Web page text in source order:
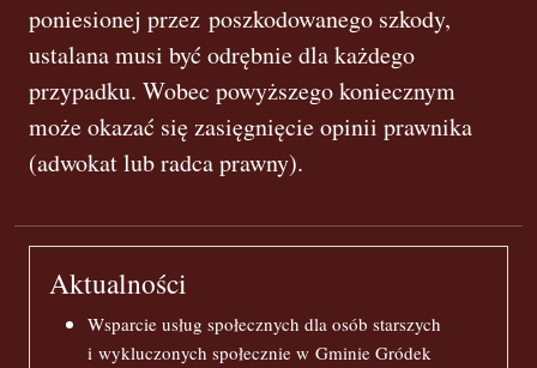
poniesionej przez poszkodowanego szkody,
ustalana musi być odrębnie dla każdego
przypadku. Wobec powyższego koniecznym
może okazać się zasięgnięcie opinii prawnika
(adwokat lub radca prawny).
Aktualności
Wsparcie usług społecznych dla osób starszych
i wykluczonych społecznie w Gminie Gródek